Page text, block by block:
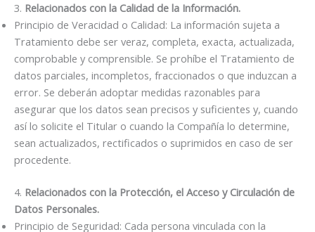
3. Relacionados con la Calidad de la Información.
Principio de Veracidad o Calidad: La información sujeta a
Tratamiento debe ser veraz, completa, exacta, actualizada,
comprobable y comprensible. Se prohíbe el Tratamiento de
datos parciales, incompletos, fraccionados o que induzcan a
error. Se deberán adoptar medidas razonables para
asegurar que los datos sean precisos y suficientes y, cuando
así lo solicite el Titular o cuando la Compañía lo determine,
sean actualizados, rectificados o suprimidos en caso de ser
procedente.
4. Relacionados con la Protección, el Acceso y Circulación de
Datos Personales.
Principio de Seguridad: Cada persona vinculada con la